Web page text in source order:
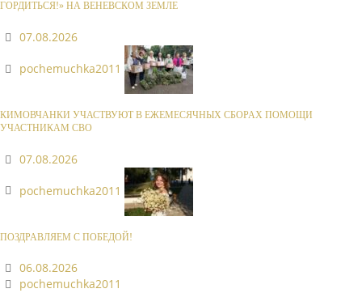
ГОРДИТЬСЯ!» НА ВЕНЕВСКОМ ЗЕМЛЕ
07.08.2026
pochemuchka2011
КИМОВЧАНКИ УЧАСТВУЮТ В ЕЖЕМЕСЯЧНЫХ СБОРАХ ПОМОЩИ
УЧАСТНИКАМ СВО
07.08.2026
pochemuchka2011
ПОЗДРАВЛЯЕМ С ПОБЕДОЙ!
06.08.2026
pochemuchka2011